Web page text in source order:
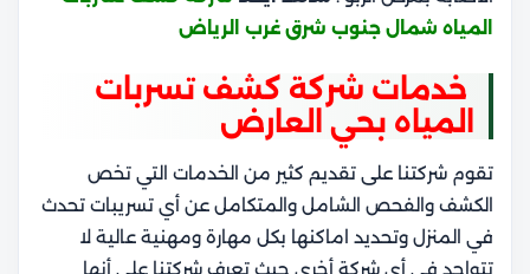
المياه شمال جنوب شرق غرب الرياض
خدمات شركة كشف تسربات
المياه بحي العارض
تقوم شركتنا على تقديم كثير من الخدمات التي تخص
الكشف والفحص الشامل والمتكامل عن أي تسريبات تحدث
في المنزل وتحديد اماكنها بكل مهارة ومهنية عالية لا
تتواجد في أي شركة أخرى حيث تعرف شركتنا على أنها